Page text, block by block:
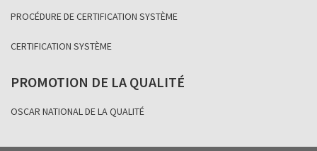
PROCÉDURE DE CERTIFICATION SYSTÈME
CERTIFICATION SYSTÈME
PROMOTION DE LA QUALITÉ
OSCAR NATIONAL DE LA QUALITÉ